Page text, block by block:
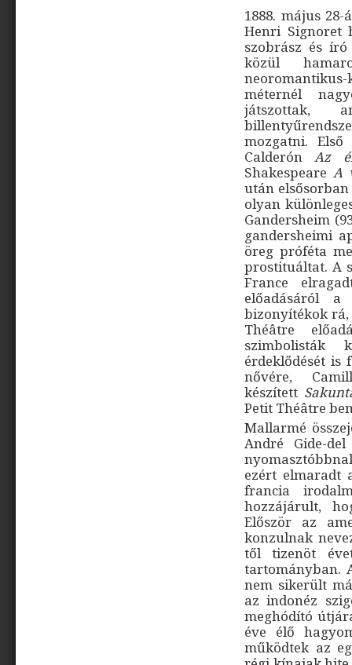
1888. május
Henri Signoret
szobrász és
közül
méternél
játszottak,
mozgatni.
CalderónAz
ShakespeareA
után
olyan
Gandersheim
gandersheimi
öreg próféta
prostituáltat. A
France
előadásáról
bizonyítékok rá,
Théâtre
szimbolisták
érdeklődését is
nővére,
készített
Petit Théâtre
Mallarmé
André Gide-
ezért elmaradt
francia
hozzájárult,
Először az
konzulnak
től tizenöt
tartományban.
nem sikerült
az indonéz
meghódító
éve élő
működtek az